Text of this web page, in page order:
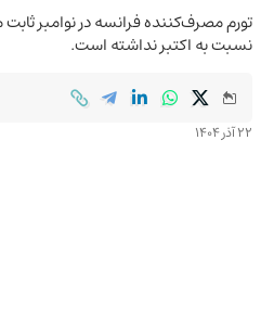
تورم مصرف‌کننده فرانسه در نوامبر
نسبت به اکتبر نداشته است.
22 آذر 1404